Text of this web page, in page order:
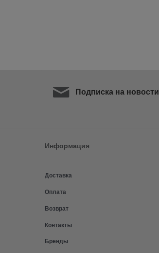
Подписка на новости
Информация
Доставка
Оплата
Возврат
Контакты
Бренды